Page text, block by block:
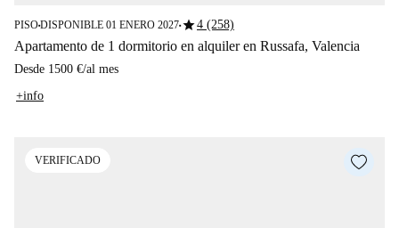
PISO■DISPONIBLE 01 ENERO 2027■star4 (258)
Apartamento de 1 dormitorio en alquiler en Russafa, Valencia
Desde 1500 €/al mes
+info
VERIFICADO